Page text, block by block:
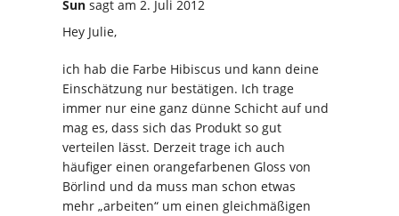
Sun sagt am 2. Juli 2012
Hey Julie,
ich hab die Farbe Hibiscus und kann deine
Einschätzung nur bestätigen. Ich trage
immer nur eine ganz dünne Schicht auf und
mag es, dass sich das Produkt so gut
verteilen lässt. Derzeit trage ich auch
häufiger einen orangefarbenen Gloss von
Börlind und da muss man schon etwas
mehr „arbeiten“ um einen gleichmäßigen